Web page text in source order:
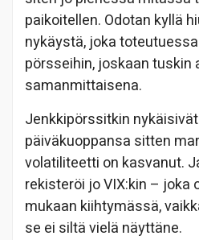
paikoitellen. Odotan kyllä
nykäystä, joka
pörsseihin, joskaan tuskin
samanmittaisena.
Jenkkipörssitkin
päiväkuoppansa sitten
volatiliteetti on kasvanut.
rekisteröi jo VIX:kin – joka
mukaan kiihtymässä,
se ei siltä vielä näyttäne.